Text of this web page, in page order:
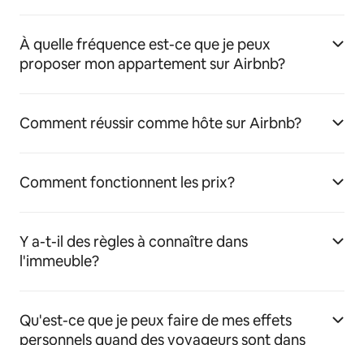
À quelle fréquence est-ce que je peux
proposer mon appartement sur Airbnb?
Comment réussir comme hôte sur Airbnb?
Comment fonctionnent les prix?
Y a-t-il des règles à connaître dans
l'immeuble?
Qu'est-ce que je peux faire de mes effets
personnels quand des voyageurs sont dans